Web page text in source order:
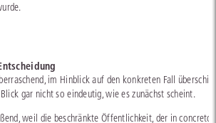
im Hinblick auf den konkreten Fall
gar nicht so eindeutig, wie es zunächst scheint.
weil die beschränkte Öffentlichkeit, der in concreto